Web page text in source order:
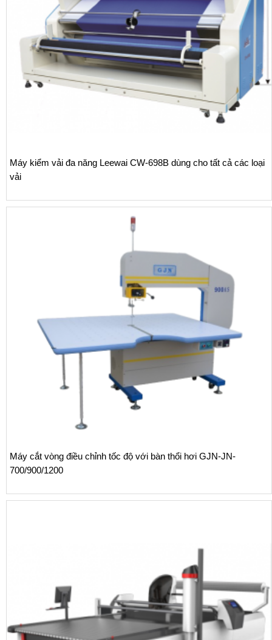
Máy kiểm vải đa năng Leewai CW-698B dùng cho tất cả các loại
vải
Máy cắt vòng điều chỉnh tốc độ với bàn thổi hơi GJN-JN-
700/900/1200